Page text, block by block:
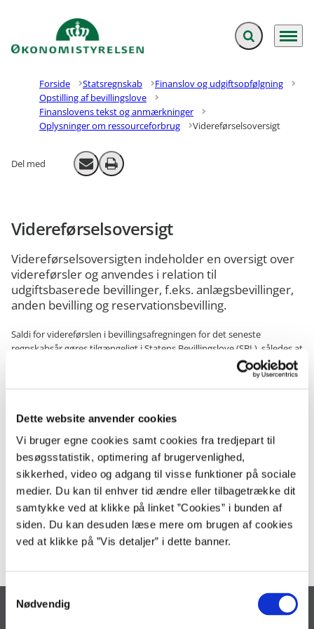
Dette website anvender cookies
Vi bruger egne cookies samt cookies fra tredjepart til
besøgsstatistik, optimering af brugervenlighed,
sikkerhed, video og adgang til visse funktioner på sociale
medier. Du kan til enhver tid ændre eller tilbagetrække dit
samtykke ved at klikke på linket ”Cookies” i bunden af
siden. Du kan desuden læse mere om brugen af cookies
ved at klikke på ”Vis detaljer” i dette banner.
S
Nødvendig
Gå til forsiden Fold søgefelt ud
Menu
Forside Statsregnskab
Finanslov og udgiftsopfølgning
Opstilling af bevillingslove
Finanslovens tekst og anmærkninger
Oplysninger om ressourceforbrug
Videreførselsoversigt
Del med Send email
Print
Videreførselsoversigt
Videreførselsoversigten indeholder en oversigt over
videreførsler og anvendes i relation til
udgiftsbaserede bevillinger, f.eks. anlægsbevillinger,
anden bevilling og reservationsbevilling.
Saldi for videreførslen i bevillingsafregningen for det seneste
regnskabsår gøres tilgængeligt i Statens Bevillingslove (SBL), således at
der kan foretages den tilretning, der måtte følge af ressortændringer
eller andre kontoplanændringer på finanslovforslaget. Tilretningen af
Henvisninger
Opslag i Finanslov og statsregnskaber